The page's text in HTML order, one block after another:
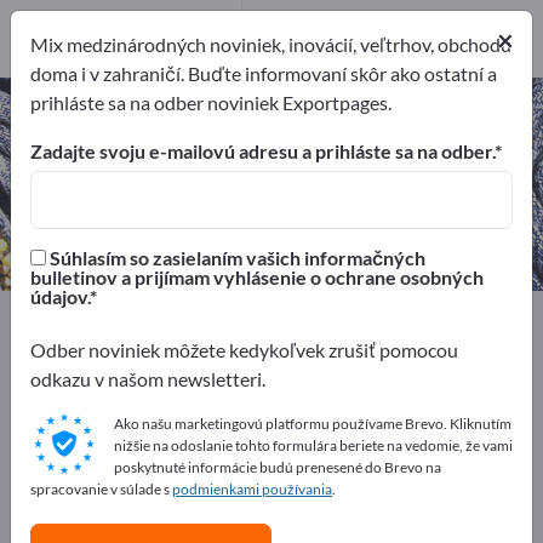
Bavlnené vlákna – nájdite
výrobcov a dodávateľov
2
Inzerujte zadarmo na Exportpages!
Potreby – Ponuky – Použité tovary – Obchodné
kontakty >> začnite tu
×
Mix medzinárodných noviniek, inovácií, veľtrhov, obchodu
doma i v zahraničí. Buďte informovaní skôr ako ostatní a
prihláste sa na odber noviniek Exportpages.
Zadajte svoju e-mailovú adresu a prihláste sa na odber.
Súhlasím so zasielaním vašich informačných
bulletinov a prijímam vyhlásenie o ochrane osobných
údajov.
Odber noviniek môžete kedykoľvek zrušiť pomocou
odkazu v našom newsletteri.
Ako našu marketingovú platformu používame Brevo. Kliknutím
nižšie na odoslanie tohto formulára beriete na vedomie, že vami
poskytnuté informácie budú prenesené do Brevo na
spracovanie v súlade spodmienkami používania.